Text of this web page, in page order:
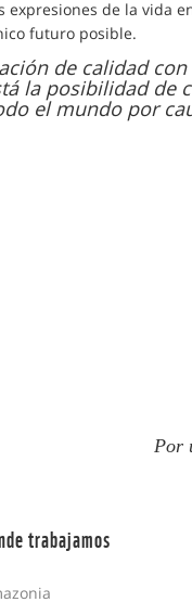
expresiones de la vida
futuro posible.
de calidad
la posibilidad de
el mundo por
Por
trabajamos